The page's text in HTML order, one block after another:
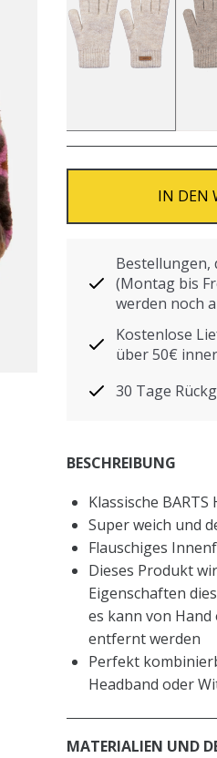
IN DEN
Bestellungen,
(Montag bis
werden noch
Kostenlose
über 50€
30 Tage
BESCHREIBUNG
Klassische BARTS
Super weich und
Flauschiges
Dieses Produkt
Eigenschaften
es kann von
entfernt werden
Perfekt
Headband oder
MATERIALIEN UND